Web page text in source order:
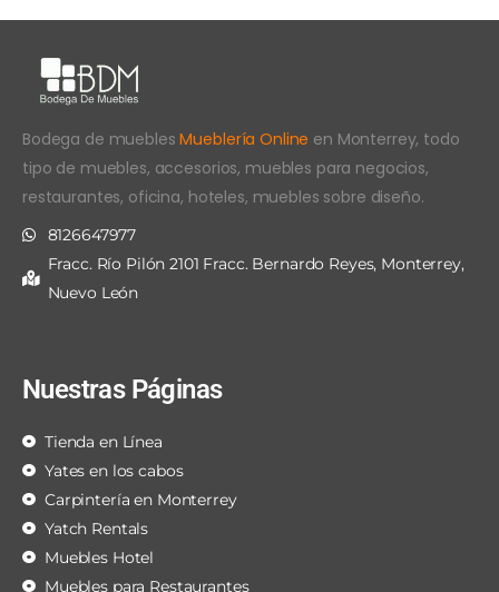
Bodega de mueblesMueblería Online en Monterrey, todo
tipo de muebles, accesorios, muebles para negocios,
restaurantes, oficina, hoteles, muebles sobre diseño.
8126647977
Fracc. Río Pilón 2101 Fracc. Bernardo Reyes, Monterrey,
Nuevo León
Nuestras Páginas
Tienda en Línea
Yates en los cabos
Carpintería en Monterrey
Yatch Rentals
Muebles Hotel
Muebles para Restaurantes